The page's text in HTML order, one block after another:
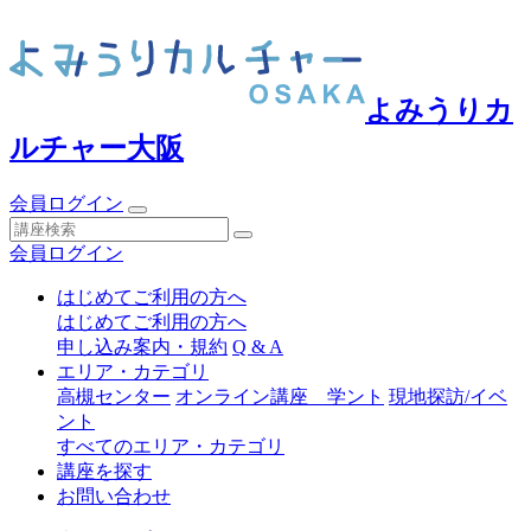
よみうりカ
ルチャー大阪
会員ログイン
会員ログイン
はじめてご利用の方へ
はじめてご利用の方へ
申し込み案内・規約 Q & A
エリア・カテゴリ
高槻センター オンライン講座 学ント 現地探訪/イベ
ント
すべてのエリア・カテゴリ
講座を探す
お問い合わせ